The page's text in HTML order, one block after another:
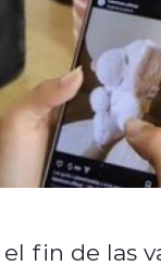
fin de las